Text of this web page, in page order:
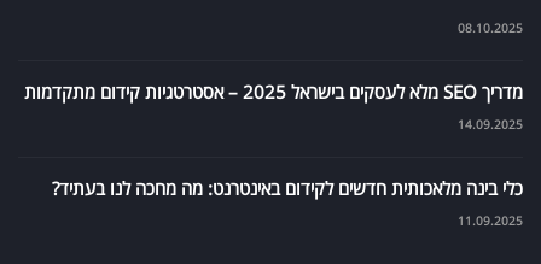
08.10.2025
מדריך SEO מלא לעסקים בישראל 2025 – אסטרטגיות קידום מתקדמות
14.09.2025
כלי בינה מלאכותית חדשים לקידום באינטרנט: מה מחכה לנו בעתיד?
11.09.2025